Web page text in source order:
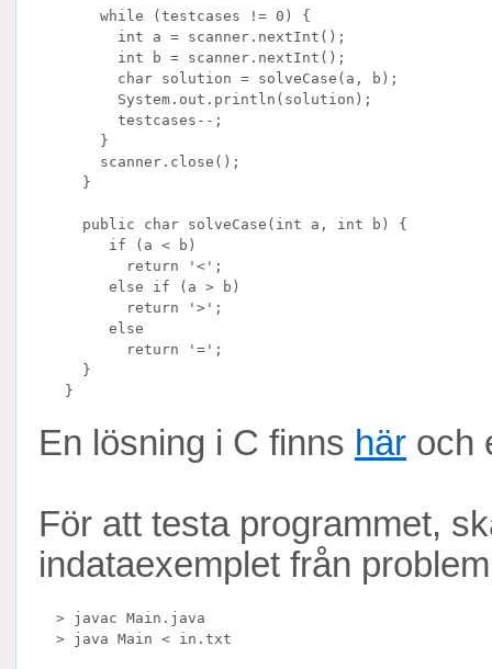
       while (testcases != 0) {
         int a = scanner.nextInt();
         int b = scanner.nextInt();
         char solution = solveCase(a, b);
         System.out.println(solution);
         testcases--;
       }
       scanner.close();
     }
     public char solveCase(int a, int b) {
        if (a < b)
          return '<';
        else if (a > b)
          return '>';
        else
          return '=';
     }
En lösning i C finns här och
För att testa programmet,
indataexemplet från
  > javac Main.java